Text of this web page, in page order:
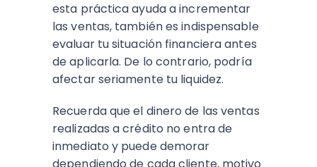
esta práctica ayuda a incrementar
las ventas, también es indispensable
evaluar tu situación financiera antes
de aplicarla. De lo contrario, podría
afectar seriamente tu liquidez.
Recuerda que el dinero de las ventas
realizadas a crédito no entra de
inmediato y puede demorar